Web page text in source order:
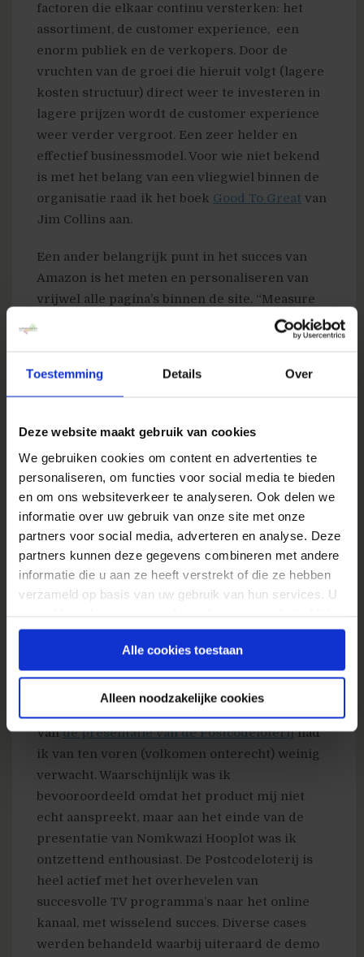
Toestemming Details Over
Deze website maakt gebruik van cookies
We gebruiken cookies om content en advertenties te
personaliseren, om functies voor social media te bieden
en om ons websiteverkeer te analyseren. Ook delen we
informatie over uw gebruik van onze site met onze
partners voor social media, adverteren en analyse. Deze
partners kunnen deze gegevens combineren met andere
informatie die u aan ze heeft verstrekt of die ze hebben
verzameld op basis van uw gebruik van hun services. U
gebruiken.
Alle cookies toestaan
Alleen noodzakelijke cookies
factoren die elkaar continu versterken: het
assortiment, de customer experience, een
enorm publiek en de verkopers. Door de
vruchten van de groei die hieruit volgt (lagere
kosten structuur) direct weer te investeren in
lagere prijzen wordt de customer experience
weer verder vergroot. Een zeer helder en
effectief businessmodel. Voor wie niet bekend
is met het belang van een vliegwiel binnen de
organisatie raad ik het boek Good To Great van
Jim Collins aan.
Een ander belangrijk punt in het succes van
Amazon is het meten en personaliseren van
vrijwel alle pagina’s binnen de site. “Measure
relentlessly” drukte Werner Vogels ons dan
ook meerdere malen op het hart. Wat betreftde
meet en personaliseert: ze hebben daar in-
veel details daarover gaf Werner niet prijs. Wel
datacenters van Amazon ongeveer 10% tot 15%
meettraffic is!
Een zeer helder, doordacht en uiterst
inspirerend verhaal. Vooral wie gek is op
heldere en efficiënte business concepten zal
genoten hebben van deze presentatie.
analyseren van de gegevens en een insider’s
look in hun cloudcomputing platform was
leuk geweest.
Vande presentatie van de Postcodeloterijhad
ik van ten voren (volkomen onterecht) weinig
verwacht. Waarschijnlijk was ik
bevooroordeeld omdat het product mij niet
echt aanspreekt, maar aan het einde van de
presentatie van Nomkwazi Hooplot was ik
ontzettend enthousiast. De Postcodeloterij is
heel actief met het overhevelen van
succesvolle TV programma’s naar het online
kanaal, met wisselend succes. Diverse cases
werden behandeld waarbij uiteraard de demo